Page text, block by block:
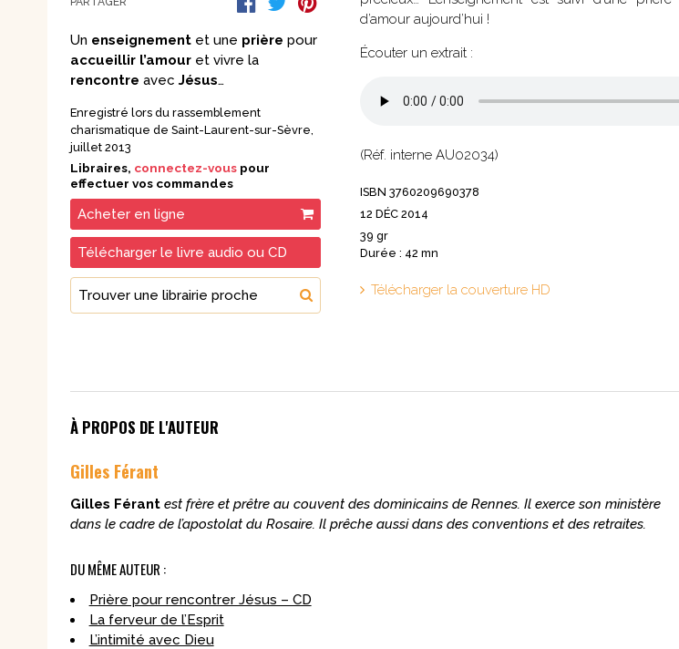
Témoignages
Théologie
Vie communautaire et
vie consacrée
Ecologie Vierge Marie
Aux Quatre Vents
Un enseignementet une prière pour
accueillir l’amouret vivre la
rencontre avec Jésus…
Enregistré lors du rassemblement
charismatique de Saint-Laurent-sur-Sèvre,
juillet 2013
Libraires, connectez-vouspour
effectuer vos commandes
Acheter en ligne
Télécharger le livre audio ou CD
Trouver une librairie proche
d’amour aujourd’hui !
Écouter un extrait :
(Réf. interne AU02034)
ISBN 3760209690378
12 DÉC 2014
39 gr
Durée : 42 mn
Télécharger la couverture HD
À PROPOS DE L'AUTEUR
Gilles Férant
Gilles Férant est frère et prêtre au couvent des dominicains de Rennes. Il exerce son ministère
dans le cadre de l’apostolat du Rosaire. Il prêche aussi dans des conventions et des retraites.
DU MÊME AUTEUR :
Prière pour rencontrer Jésus – CD
La ferveur de l’Esprit
L’intimité avec Dieu